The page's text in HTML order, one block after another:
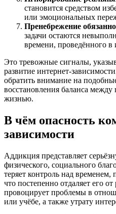
становится средством
или эмоциональных
Пренебрежение
задачи остаются
времени, проведённого в
Это тревожные сигналы,
развитие интернет-
обратить внимание на
восстановления баланса между
жизнью.
В чём опасность
зависимости
Аддикция представляет
физического, социального
теряет контроль над
что постепенно отдаляет его
провоцирует проблемы в
или учёбе, а также утрату